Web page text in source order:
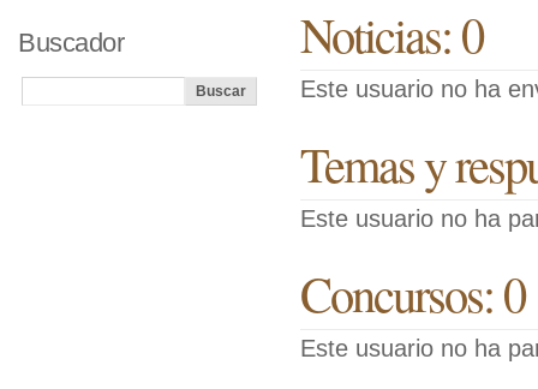
Noticias: 0
Este usuario no ha
Temas y
Este usuario no ha
Concursos: 0
Este usuario no ha
Buscador